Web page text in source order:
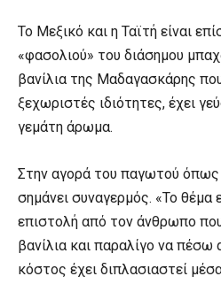
Το Μεξικό και η Ταϊτή είναι
«φασολιού» του διάσημου
βανίλια της Μαδαγασκάρης
ξεχωριστές ιδιότητες, έχει
γεμάτη άρωμα.
Στην αγορά του παγωτού όπως
σημάνει συναγερμός. «Το θέμα
επιστολή από τον άνθρωπο
βανίλια και παραλίγο να
κόστος έχει διπλασιαστεί